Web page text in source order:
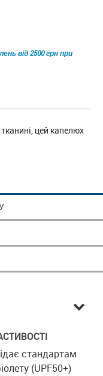
від 2500 грн при
цей капелюх
стандартам
(UPF50+)